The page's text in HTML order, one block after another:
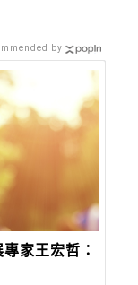
家王宏哲：
by